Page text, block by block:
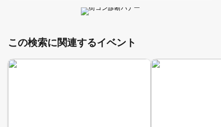
この検索に関連するイベント